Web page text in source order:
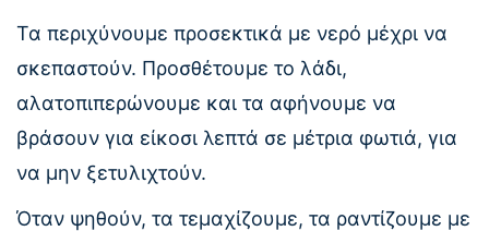
Τα περιχύνουμε προσεκτικά με νερό μέχρι να
σκεπαστούν. Προσθέτουμε το λάδι,
αλατοπιπερώνουμε και τα αφήνουμε να
βράσουν για είκοσι λεπτά σε μέτρια φωτιά, για
να μην ξετυλιχτούν.
Όταν ψηθούν, τα τεμαχίζουμε, τα ραντίζουμε με